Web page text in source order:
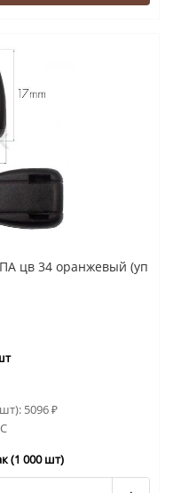
цв 34 оранжевый (уп
5096₽
(1 000 шт)